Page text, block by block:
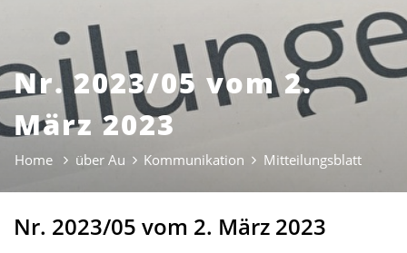
Nr. 2023/05 vom 2.
März 2023
Home über Au Kommunikation Mitteilungsblatt
Nr. 2023/05 vom 2. März 2023